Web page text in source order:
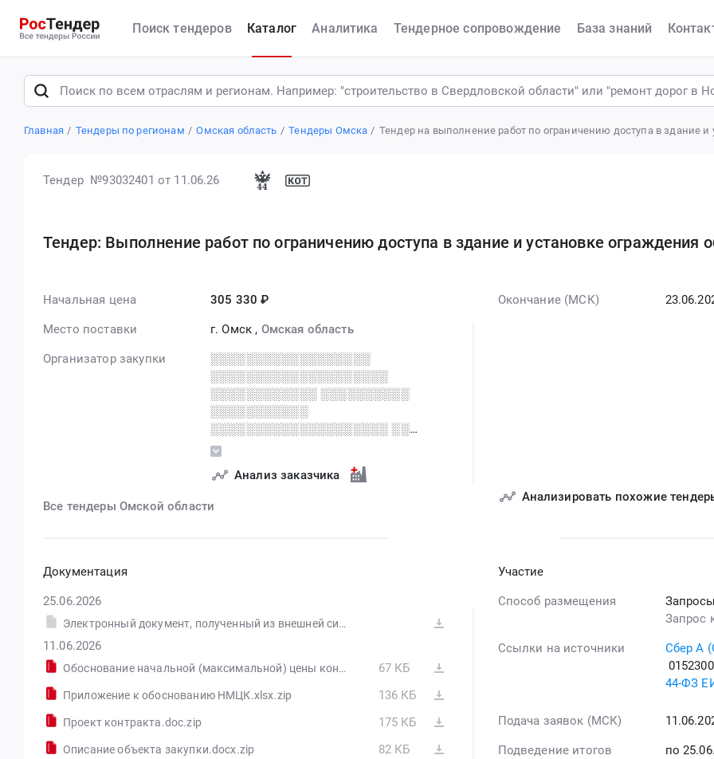
Поиск тендеров Каталог Аналитика Тендерное сопровождение База знаний
Главная Тендеры по регионам Омская область Тендеры Омска Тендер на выполнение работ по ограничению доступа в здание и
Тендер №93032401 от 11.06.26
Тендер: Выполнение работ по ограничению доступа в здание и установке ограждения
Начальная цена 305 330 ₽
Место поставки г. Омск , Омская область
Организатор закупки
░░░░░░░░░░░░░░░░░░
░░░░░░░░░░░░░░░░░░░░
░░░░░░░░░░░░ ░░░░░░░░░░
░░░░░░░░░░░
░░░░░░░░░░░░░░░░░░░░ ░░
░░░░░░░░░░░░░░░░
░░░░░░░░░░░░░░░░░░░
Анализ заказчика
Все тендеры Омской области
Окончание (МСК)
Анализировать похожие
Документация
25.06.2026
Электронный документ, полученный из внешней системы.pdf
11.06.2026
Обоснование начальной (максимальной) цены контракта.docx.zip 67 КБ
Приложение к обоснованию НМЦК.xlsx.zip 136 КБ
Проект контракта.doc.zip 175 КБ
Описание объекта закупки.docx.zip 82 КБ
Участие
Способ размещения
Запрос
Ссылки на источники
Сбер А
44-ФЗ
Подача заявок (МСК)
Подведение итогов
по